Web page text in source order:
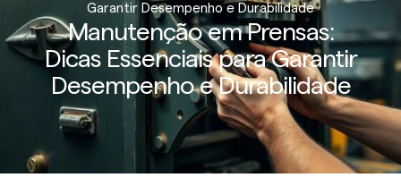
Garantir Desempenho e Durabilidade
Manutenção em Prensas:
Dicas Essenciais para Garantir
Desempenho e Durabilidade